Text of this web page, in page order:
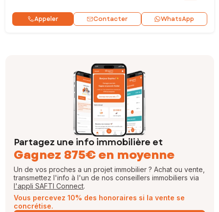
Appeler Contacter WhatsApp
Partagez une info immobilière et
Gagnez 875€ en moyenne
Un de vos proches a un projet immobilier ? Achat ou vente,
transmettez l'info à l'un de nos conseillers immobiliers via
l'appli SAFTI Connect.
Vous percevez 10% des honoraires si la vente se
concrétise.